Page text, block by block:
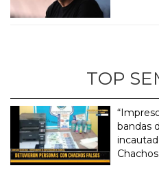
TOP
bandas
Chachos